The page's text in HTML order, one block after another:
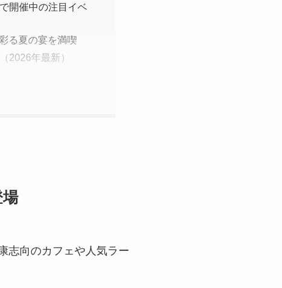
開催中の注目イベ
る夏の宴を満喫
2026年最新）
志向のカフェや人気ラー